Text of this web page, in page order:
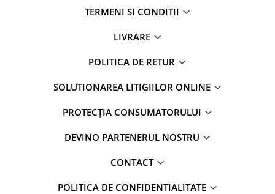
TERMENI SI CONDITII
LIVRARE
POLITICA DE RETUR
SOLUTIONAREA LITIGIILOR ONLINE
PROTECȚIA CONSUMATORULUI
DEVINO PARTENERUL NOSTRU
CONTACT
POLITICA DE CONFIDENTIALITATE